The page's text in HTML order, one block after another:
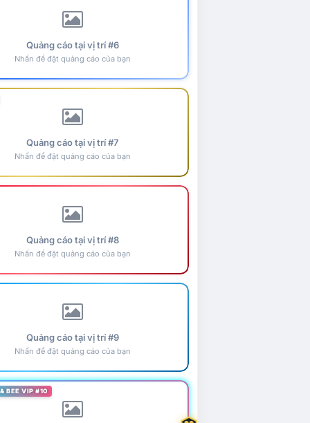
Quảng cáo tại vị trí #6
Nhấn để đặt quảng cáo của bạn
Quảng cáo tại vị trí #7
Nhấn để đặt quảng cáo của bạn
Quảng cáo tại vị trí #8
Nhấn để đặt quảng cáo của bạn
Quảng cáo tại vị trí #9
Nhấn để đặt quảng cáo của bạn
BEE VIP #10